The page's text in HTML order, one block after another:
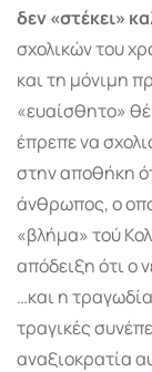
δεν «στέκει»
σχολικών του
και τη μόνιμη
«ευαίσθητο»
έπρεπε να
στην αποθήκη
άνθρωπος, ο
«βλήμα» τού
απόδειξη ότι ο
…και η
τραγικές
αναξιοκρατία